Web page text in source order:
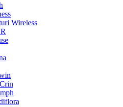
Wireless